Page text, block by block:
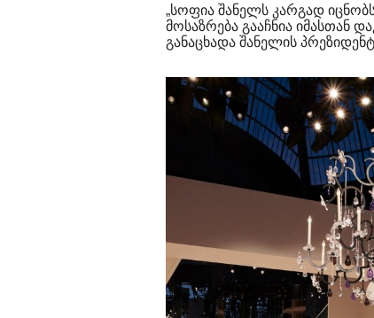
„სოფია შანელს კარგად
მოსაზრება გააჩნია იმასთან
განაცხადა შანელის